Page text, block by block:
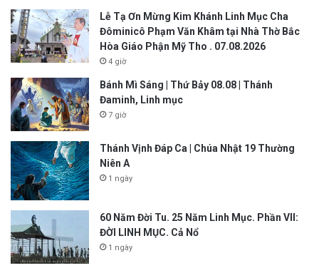
Lễ Tạ Ơn Mừng Kim Khánh Linh Mục Cha
Đôminicô Phạm Văn Khâm tại Nhà Thờ Bắc
Hòa Giáo Phận Mỹ Tho . 07.08.2026
4 giờ
Bánh Mì Sáng | Thứ Bảy 08.08 | Thánh
Đaminh, Linh mục
7 giờ
Thánh Vịnh Đáp Ca | Chúa Nhật 19 Thường
Niên A
1 ngày
60 Năm Đời Tu. 25 Năm Linh Mục. Phần VII:
ĐỜI LINH MỤC. Cả Nổ
1 ngày